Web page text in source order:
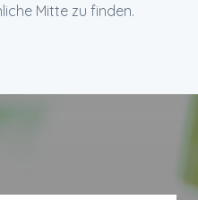
Mitte zu finden.